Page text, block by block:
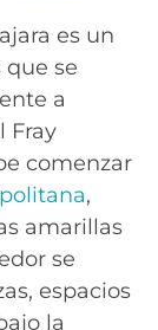
es un
se
a
Fray
comenzar
,
amarillas
se
espacios
la